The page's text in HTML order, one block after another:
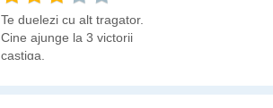
Te duelezi cu alt tragator.
Cine ajunge la 3 victorii
castiga.